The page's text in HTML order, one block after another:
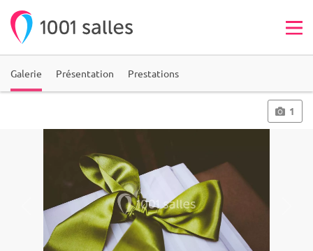
Galerie Présentation Prestations
1